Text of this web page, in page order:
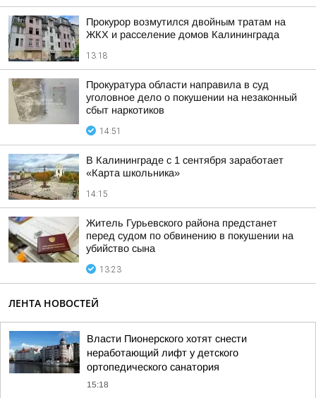
Прокурор возмутился двойным тратам на
ЖКХ и расселение домов Калининграда
13:18
Прокуратура области направила в суд
уголовное дело о покушении на незаконный
сбыт наркотиков
14:51
В Калининграде с 1 сентября заработает
«Карта школьника»
14:15
Житель Гурьевского района предстанет
перед судом по обвинению в покушении на
убийство сына
13:23
ЛЕНТА НОВОСТЕЙ
Власти Пионерского хотят снести
неработающий лифт у детского
ортопедического санатория
15:18